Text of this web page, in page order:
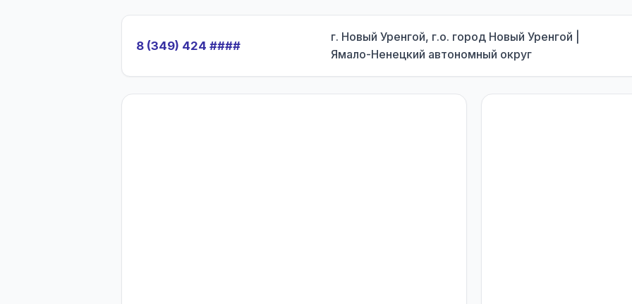
8 (349) 424 ####
г. Новый Уренгой, г.о. город Новый Уренгой |
Ямало-Ненецкий автономный округ